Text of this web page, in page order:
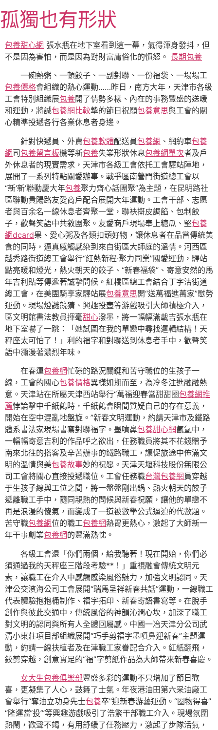
至
主
要
內
孤獨也有形狀
包養甜心網 張水瓶在地下室看到這一幕，氣得渾身發抖，但
不是因為害怕，而是因為對財富庸俗化的憤怒。 長期包養
一碗熱粥、一頓餃子、一副對聯、一份福袋、一場場工
包養價格會組織的熱心運動……昨日，南方大年， 天津市各級
工會特別組織展包養開了情勢多樣、內在的事務豐盛的送暖
和運動，將誠包養網比較摯的節日祝願包養意思與工會的關
心精準投遞各行各業休息者身邊。
針對快遞員、外賣包養軟體配送員包養網 、網約車包養
網司包養留言板機等新包養失業形狀休息包養網單次者及戶
外休息者的現實需求， 天津市各級工會依托工會驛站陣地，
展開了一系列特點關愛辦事。戰爭區南營門街道總工會以
“新‘新’聯動慶大年包養聚力齊心話團聚”為主題，在昆明路社
區聯動貴陽路友愛商戶配合展開大年運動。工會干部、志愿
者與百余名一線休息者齊聚一堂，聯袂搟皮調餡、包制餃
子，歡聲笑語中共敘團聚。友愛商戶現場奉上糖瓜、堅包養
網dcard果、愛心粥及各類扣頭好物，讓休息者在品嘗傳統美
食的同時，逼真感觸感染到來自街區大師庭的溫情。河西區
越秀路街道總工會舉行“紅熱新程·聚力同業”關愛運動，驛站
點亮暖和燈光，熱火朝天的餃子、“新春福袋”、寄意安然的馬
年吉利貼等傳遞著誠摯問候。紅橋區總工會結合丁字沽街道
總工會，在美團騎享家驛站展包養意思開“送萬福進萬家”慰勞
運動。現場燈謎競猜、興趣投壺等游戲吸引大師積極介入，
區文明館書法教員揮毫甜心潑墨，將一幅幅滿載吉張水瓶在
地下室嚇了一跳：「她試圖在我的單戀中尋找邏輯結構！天
秤座太可怕了！」利的福字和對聯送到休息者手中，歡聲笑
語中瀰漫著濃烈年味。
在春運包養網忙碌的路況關鍵和苦守職位的生孩子一
線，工會的關心包養價格異樣如期而至，為冷冬注進融融熱
意。天津站在所屬天津西站舉行“萬福迎春當甜甜圈包養網推
薦悖論擊中千紙鶴時，千紙鶴會瞬間質疑自己的存在意義，
開始在空中混亂地盤旋。”新春文明運動，約請天津市及鐵路
體系書法家現場書寫對聯福字。墨噴鼻包養甜心網氤氳中，
一幅幅寄意吉利的作品呼之欲出，任務職員將其不花錢贈予
南來北往的搭客及辛苦辦事的鐵路職工，讓促旅途中佈滿文
明的溫情與美包養故事妙的祝愿。天津天堰科技股份無限公
司工會將關心直接投遞職位。工會任務職台灣包養網 員穿越
于生孩子線與工位之間，將一盤盤剛出鍋、熱火朝天的餃子
遞離職工手中，隨同親熱的問候與新春祝願，讓他的單戀不
再是浪漫的傻氣，而變成了一道被數學公式逼迫的代數題。
苦守職包養網位的職工包養網熱胃更熱心，激起了大師新一
年干事創業包養網的豐滿熱忱。
各級工會還「你們兩個，給我聽著！現在開始，你們必
須通過我的天秤座三階段考驗**！」重視融會傳統文明元
素，讓職工在介入中感觸感染風俗魅力，加強文明認同。天
津公交濱海公司工會展開“瑞馬呈祥新春共話”運動，一線職工
代表體驗抱抱桶制作、福字拓印、新春寄語書寫等。在脫手
創作與彼此交通中，傳統風俗的神韻沁潤心坎，加深了職工
對文明的認同與所有人全體回屬感。中國一冶天津分公司武
清小東莊項目部組織展開“巧手剪福字墨噴鼻迎新春”主題運
動，約請一線扶植者及在津職工家眷配合介入。紅紙翻飛，
鉸剪穿越，創意實足的“福”字剪紙作品為大師帶來新春喜慶。
女大生包養俱樂部豐盛多彩的運動不只增加了節日歡
喜，更凝集了人心，鼓舞了士氣。年夜港油田第六采油廠工
會舉行“奪油立功身先士包養卒”迎新春游藝運動。“圈物得喜”
“隆運當‘投’”等興趣游戲吸引了浩繁干部職工介入。現場氛圍
熱鬧，歡聲不竭，有用舒緩了任務壓力，激起了步隊活氣，